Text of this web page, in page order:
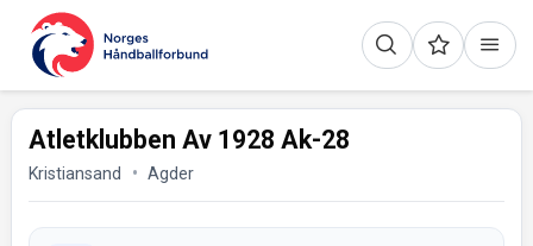
Atletklubben Av 1928 Ak-28
Kristiansand Agder